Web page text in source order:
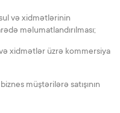
və xidmətlərinin
məlumatlandırılması;
xidmətlər üzrə kommersiya
müştərilərə satışının